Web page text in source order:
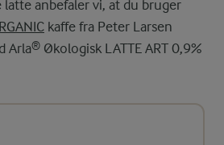
latte anbefaler vi, at du bruger
kaffe fra Peter Larsen
Arla® Økologisk LATTE ART 0,9%